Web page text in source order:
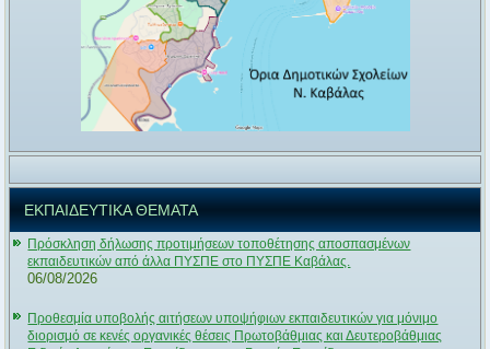
ΕΚΠΑΙΔΕΥΤΙΚΑ ΘΕΜΑΤΑ
Πρόσκληση δήλωσης προτιμήσεων τοποθέτησης αποσπασμένων
εκπαιδευτικών από άλλα ΠΥΣΠΕ στο ΠΥΣΠΕ Καβάλας.
06/08/2026
Προθεσμία υποβολής αιτήσεων υποψήφιων εκπαιδευτικών για μόνιμο
διορισμό σε κενές οργανικές θέσεις Πρωτοβάθμιας και Δευτεροβάθμιας